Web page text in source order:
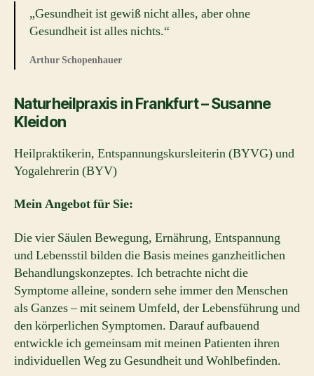
„Gesundheit ist gewiß nicht alles, aber ohne
Gesundheit ist alles nichts.“
Arthur Schopenhauer
Naturheilpraxis in Frankfurt – Susanne
Kleidon
Heilpraktikerin, Entspannungskursleiterin (BYVG) und
Yogalehrerin (BYV)
Mein Angebot für Sie:
Die vier Säulen Bewegung, Ernährung, Entspannung
und Lebensstil bilden die Basis meines ganzheitlichen
Behandlungskonzeptes. Ich betrachte nicht die
Symptome alleine, sondern sehe immer den Menschen
als Ganzes – mit seinem Umfeld, der Lebensführung und
den körperlichen Symptomen. Darauf aufbauend
entwickle ich gemeinsam mit meinen Patienten ihren
individuellen Weg zu Gesundheit und Wohlbefinden.